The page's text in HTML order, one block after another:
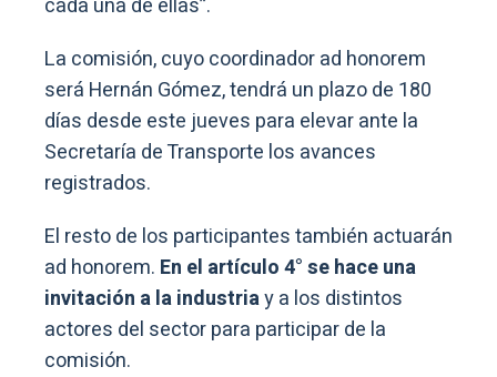
cada una de ellas”.
La comisión, cuyo coordinador ad honorem
será Hernán Gómez, tendrá un plazo de 180
días desde este jueves para elevar ante la
Secretaría de Transporte los avances
registrados.
El resto de los participantes también actuarán
ad honorem. En el artículo 4° se hace una
invitación a la industriay a los distintos
actores del sector para participar de la
comisión.